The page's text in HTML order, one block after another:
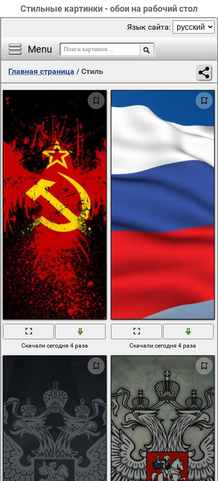
Стильные картинки - обои на рабочий стол
Menu
Язык сайта:
Главная страница / Стиль
Скачали сегодня 4 раза Скачали сегодня 4 раза